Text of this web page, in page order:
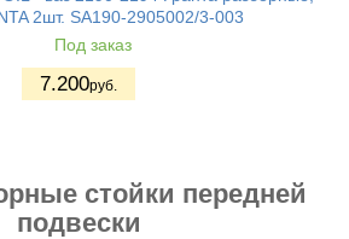
2шт. SA190-2905002/3-003
Под заказ
7.200руб.
стойки передней
подвески